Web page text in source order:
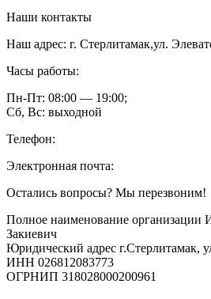
Наши контакты
Наш адрес: г. Стерлитамак,ул.
Часы работы:
Пн-Пт: 08:00 — 19:00;
Сб, Вс: выходной
Телефон:
Электронная почта:
Остались вопросы? Мы перезвоним!
Полное наименование организации
Закиевич
Юридический адрес г.Стерлитамак,
ИНН 026812083773
ОГРНИП 318028000200961